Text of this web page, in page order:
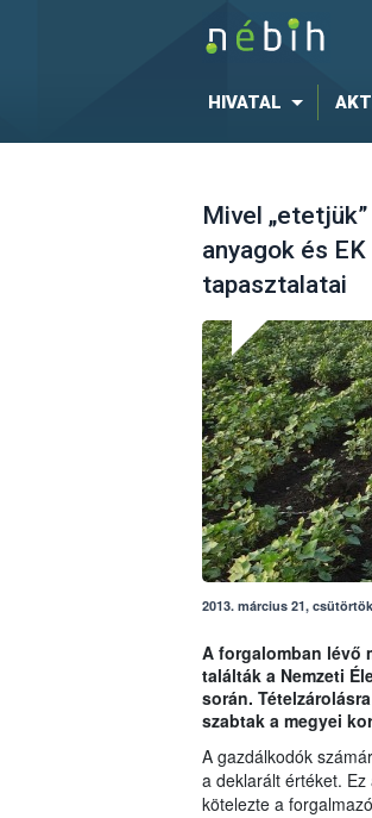
HIVATAL
Mivel
anyagok és
tapasztalatai
2013. március 21, csütörtök
A forgalomban lévő
találták a Nemzeti
során.
szabtak a megyei
A gazdálkodók
a deklarált értéket.
kötelezte a